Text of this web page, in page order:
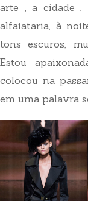
arte , a cidade
alfaiataria, à
tons escuros,
Estou
colocou na
em uma palavra